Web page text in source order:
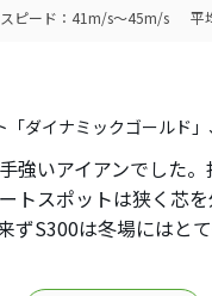
ピード：41m/s～45m/s 平
「ダイナミックゴールド」
強いアイアンでした
トスポットは狭く芯
ずS300は冬場にはと
くラウンド出来る時